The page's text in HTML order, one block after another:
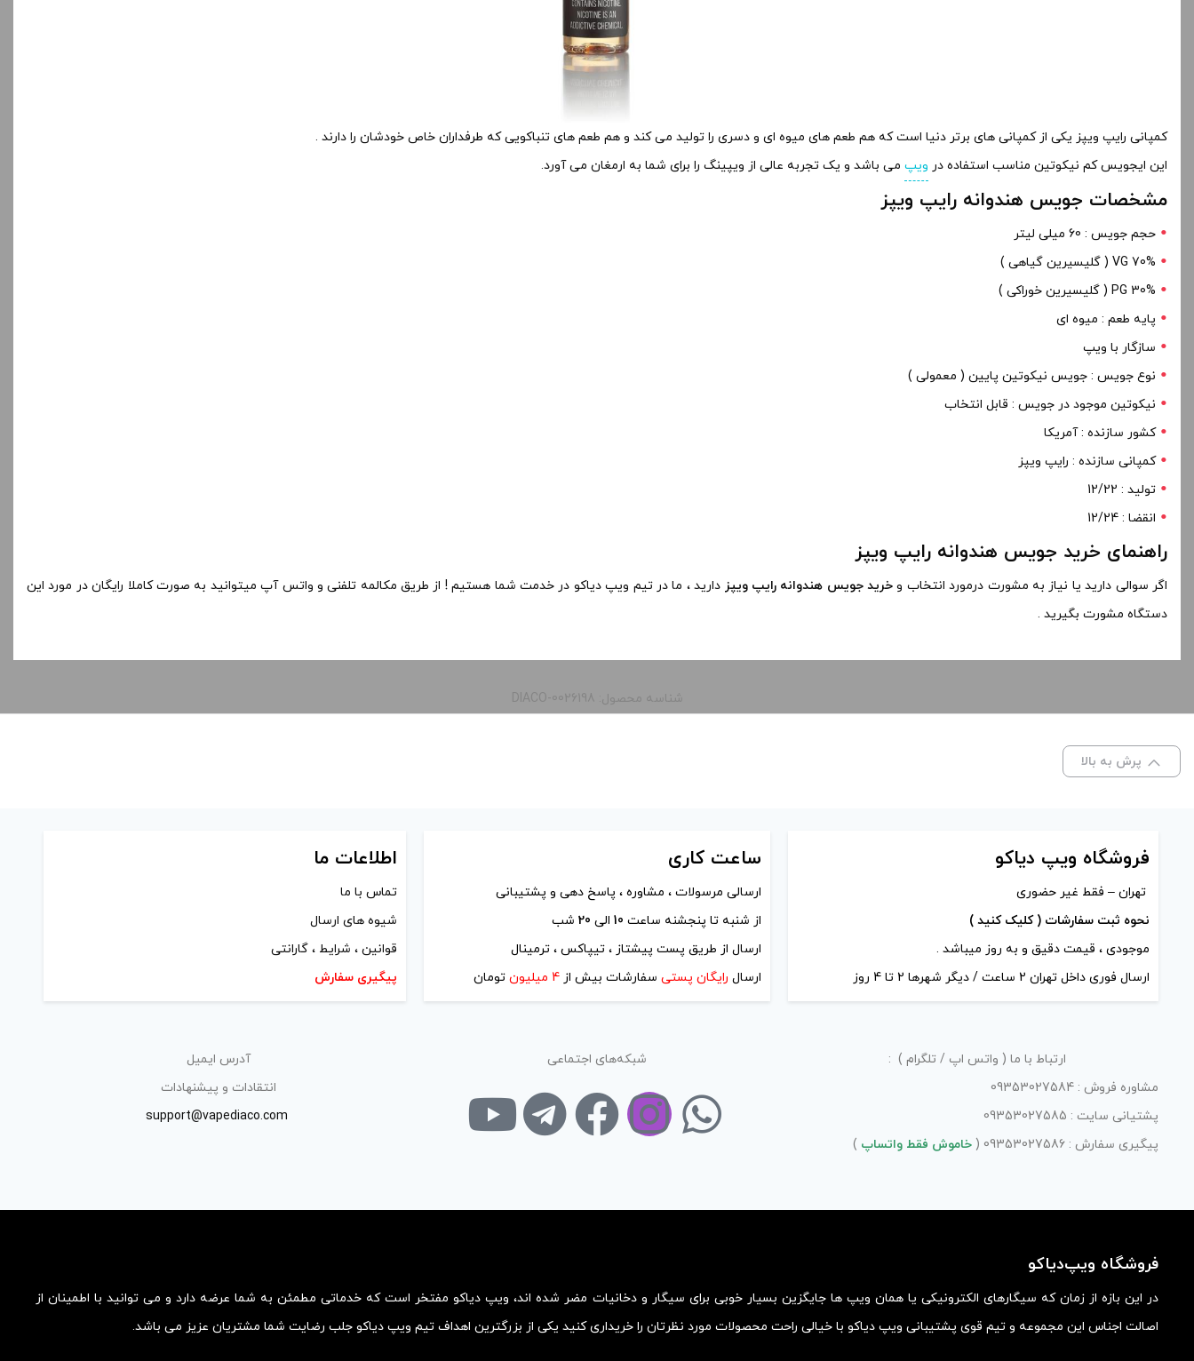
کمپانی رایپ ویپز یکی از کمپانی های برتر دنیا است که هم طعم های میوه ای و دسری را تولید می کند و هم طعم های تنباکویی که طرفداران خاص خودشان را دارند .
این ایجویس کم نیکوتین مناسب استفاده در ویپ می باشد و یک تجربه عالی از ویپینگ را برای شما به ارمغان می آورد.
مشخصات جویس هندوانه رایپ ویپز
حجم جویس : 60 میلی لیتر
70% VG ( گلیسیرین گیاهی )
PG 30% ( گلیسیرین خوراکی )
پایه طعم : میوه ای
سازگار با ویپ
نوع جویس : جویس نیکوتین پایین ( معمولی )
نیکوتین موجود در جویس : قابل انتخاب
کشور سازنده : آمریکا
کمپانی سازنده : رایپ ویپز
تولید : 12/22
انقضا : 12/24
راهنمای خرید جویس هندوانه رایپ ویپز
اگر سوالی دارید یا نیاز به مشورت درمورد انتخاب و خرید جویس هندوانه رایپ ویپز دارید ، ما در تیم ویپ دیاکو در خدمت شما هستیم ! از طریق مکالمه تلفنی و واتس آپ میتوانید به صورت کاملا رایگان در مورد این
دستگاه مشورت بگیرید .
شناسه محصول: DIACO-0026198
پرش به بالا
فروشگاه ویپ دیاکو
تهران – فقط غیر حضوری
نحوه ثبت سفارشات ( کلیک کنید )
موجودی ، قیمت دقیق و به روز میباشد .
ارسال فوری داخل تهران 2 ساعت / دیگر شهرها 2 تا 4 روز
ساعت کاری
ارسالی مرسولات ، مشاوره ، پاسخ دهی و پشتیبانی
از شنبه تا پنجشنه ساعت 10الی 20شب
ارسال از طریق پست پیشتاز ، تیپاکس ، ترمینال
ارسال رایگان پستی سفارشات بیش از 4 میلیون تومان
اطلاعات ما
تماس با ما
شیوه های ارسال
قوانین ، شرایط ، گارانتی
پیگیری سفارش
ارتباط با ما ( واتس اپ / تلگرام ) :
مشاوره فروش : 09353027584
پشتیانی سایت : 09353027585
پیگیری سفارش : 09353027586 (
خاموش فقط واتساپ )
شبکه‌های اجتماعی
آدرس ایمیل
انتقادات و پیشنهادات
support@vapediaco.com
فروشگاه ویپ‌دیاکو
در این بازه از زمان که سیگارهای الکترونیکی یا همان ویپ ها جایگزین بسیار خوبی برای سیگار و دخانیات مضر شده اند، ویپ دیاکو مفتخر است که خدماتی مطمئن به شما عرضه دارد و می توانید با اطمینان از
اصالت اجناس این مجموعه و تیم قوی پشتیبانی ویپ دیاکو با خیالی راحت محصولات مورد نظرتان را خریداری کنید یکی از بزرگترین اهداف تیم ویپ دیاکو جلب رضایت شما مشتریان عزیز می باشد.